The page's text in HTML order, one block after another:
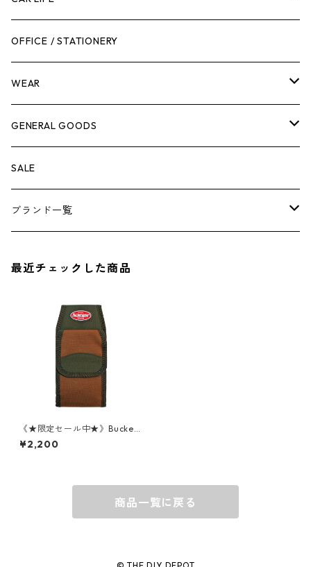
作業台
脚立
ケミカル
その他
ボディケア
ガーデンチェア
キャビネット・ツールハンガー
冬季用品
その他
バンジーバンド
ストレージボックス
クーラーボックス
ナイフ
メンテナンスグッズ
車内グッズ
車外グッズ
芳香剤
OFFICE / STATIONERY
WEAR
トップス
ボトムス
アンダーウェア
GENERAL GOODS
ウォレット
エアーフレッシュナー
SALE
ブランド一覧
BEHRENS
最近チェックした商品
《★限定セール中★》Bucket
Boss(バケットボス) ビットキ
ーパー FlapFit 54188
¥2,200
商品一覧に戻る